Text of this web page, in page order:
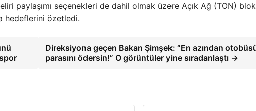
paylaşımı seçenekleri de dahil olmak üzere Açık Ağ (TON) blok
hedeflerini özetledi.
Direksiyona geçen Bakan Şimşek: “En azından
parasını ödersin!” O görüntüler yine sıradanlaştı →